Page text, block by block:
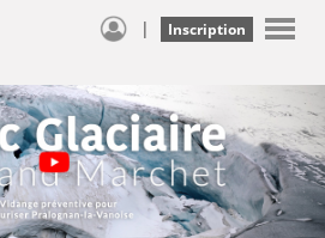
| Inscription